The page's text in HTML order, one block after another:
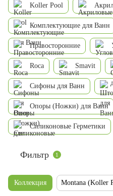
Koller Pool
Комплектующие для Ванн
Правосторонние
Roca Smavit
Сифоны для Ванн
Опоры (Ножки) для Ванн
Силиконовые Герметики
Фильтр 1
Коллекция Montana (Koller